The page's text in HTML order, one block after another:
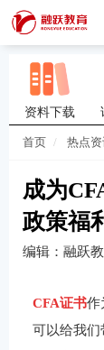
资料下载
首页 热点
成为
政策福
编辑：融跃
CFA证书作
可以给我们